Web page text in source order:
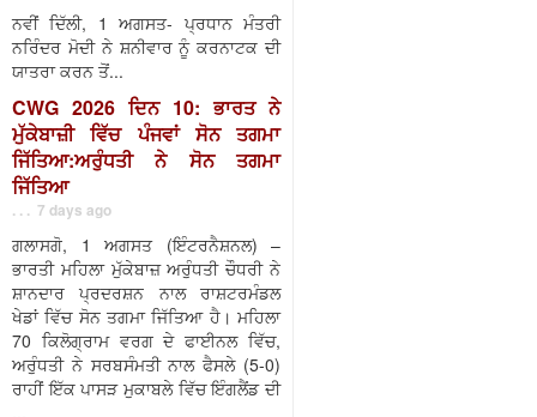
ਨਵੀਂ ਦਿੱਲੀ, 1 ਅਗਸਤ- ਪ੍ਰਧਾਨ ਮੰਤਰੀ
ਨਰਿੰਦਰ ਮੋਦੀ ਨੇ ਸ਼ਨੀਵਾਰ ਨੂੰ ਕਰਨਾਟਕ ਦੀ
ਯਾਤਰਾ ਕਰਨ ਤੋਂ...
CWG 2026 ਦਿਨ 10: ਭਾਰਤ ਨੇ
ਮੁੱਕੇਬਾਜ਼ੀ ਵਿੱਚ ਪੰਜਵਾਂ ਸੋਨ ਤਗਮਾ
ਜਿੱਤਿਆ:ਅਰੁੰਧਤੀ ਨੇ ਸੋਨ ਤਗਮਾ
ਜਿੱਤਿਆ
. . . 7 days ago
ਗਲਾਸਗੋ, 1 ਅਗਸਤ (ਇੰਟਰਨੈਸ਼ਨਲ) –
ਭਾਰਤੀ ਮਹਿਲਾ ਮੁੱਕੇਬਾਜ਼ ਅਰੁੰਧਤੀ ਚੌਧਰੀ ਨੇ
ਸ਼ਾਨਦਾਰ ਪ੍ਰਦਰਸ਼ਨ ਨਾਲ ਰਾਸ਼ਟਰਮੰਡਲ
ਖੇਡਾਂ ਵਿੱਚ ਸੋਨ ਤਗਮਾ ਜਿੱਤਿਆ ਹੈ। ਮਹਿਲਾ
70 ਕਿਲੋਗ੍ਰਾਮ ਵਰਗ ਦੇ ਫਾਈਨਲ ਵਿੱਚ,
ਅਰੁੰਧਤੀ ਨੇ ਸਰਬਸੰਮਤੀ ਨਾਲ ਫੈਸਲੇ (5-0)
ਰਾਹੀਂ ਇੱਕ ਪਾਸੜ ਮੁਕਾਬਲੇ ਵਿੱਚ ਇੰਗਲੈਂਡ ਦੀ
...